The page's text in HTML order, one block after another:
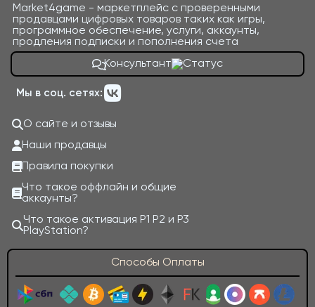
Market4game - маркетплейс с проверенными
продавцами цифровых товаров таких как игры,
программное обеспечение, услуги, аккаунты,
продления подписки и пополнения счета
Консультант
Мы в соц. сетях:
О сайте и отзывы
Наши продавцы
Правила покупки
Что такое оффлайн и общие
аккаунты?
Что такое активация P1 P2 и P3
PlayStation?
Способы Оплаты